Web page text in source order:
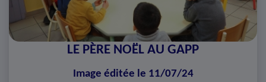
LE PÈRE NOËL AU GAPP
Image éditée le 11/07/24